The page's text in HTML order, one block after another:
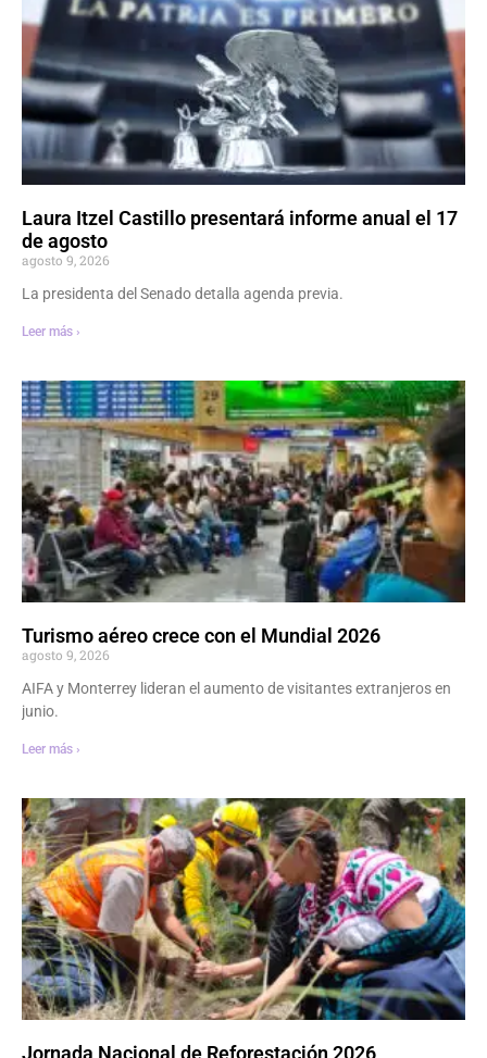
Laura Itzel Castillo presentará informe anual el 17
de agosto
agosto 9, 2026
La presidenta del Senado detalla agenda previa.
Leer más ›
Turismo aéreo crece con el Mundial 2026
agosto 9, 2026
AIFA y Monterrey lideran el aumento de visitantes extranjeros en
junio.
Leer más ›
Jornada Nacional de Reforestación 2026